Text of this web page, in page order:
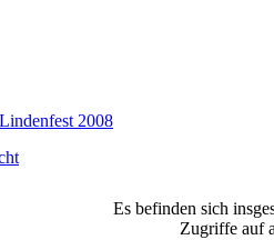
Lindenfest 2008
Es befinden sich
Zugriffe auf